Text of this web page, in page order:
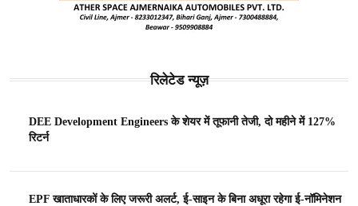
रिलेटेड न्यूज़
DEE Development Engineers के शेयर में तूफानी तेजी, दो महीने में 127%
रिटर्न
EPF खाताधारकों के लिए जरूरी अलर्ट, ई-साइन के बिना अधूरा रहेगा ई-नॉमिनेशन